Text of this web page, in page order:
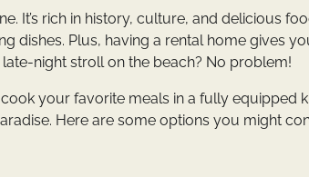
It’s rich in history, culture, and delicious
dishes. Plus, having a rental home gives
night stroll on the beach? No problem!
your favorite meals in a fully equipped
Here are some options you might